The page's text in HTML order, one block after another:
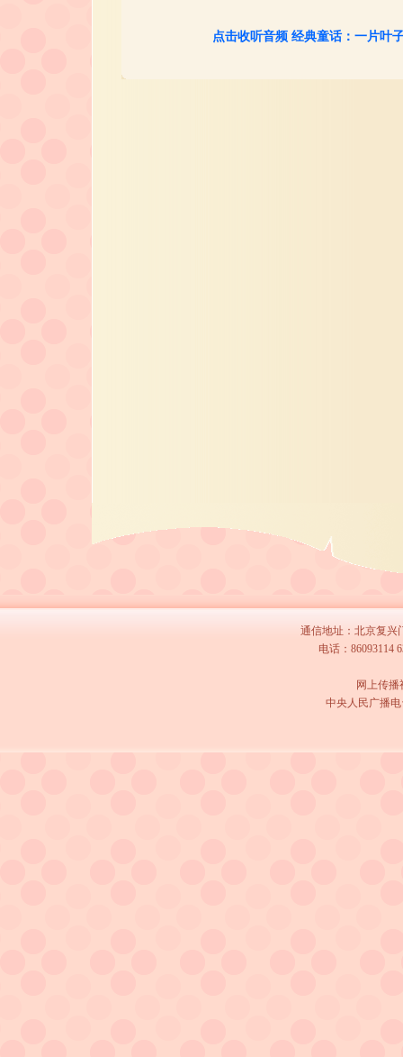
点击收听音频 经典童话：一片叶
通信地址：北京复兴
电话：86093114
网上传播
中央人民广播电